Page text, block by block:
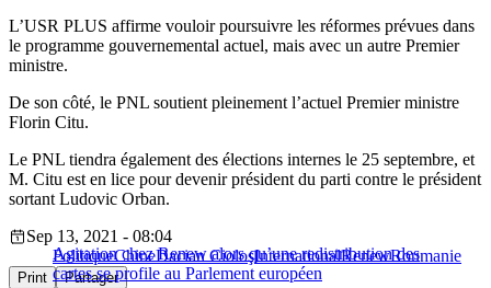
L’USR PLUS affirme vouloir poursuivre les réformes prévues dans
le programme gouvernemental actuel, mais avec un autre Premier
ministre.
De son côté, le PNL soutient pleinement l’actuel Premier ministre
Florin Citu.
Le PNL tiendra également des élections internes le 25 septembre, et
M. Citu est en lice pour devenir président du parti contre le président
sortant Ludovic Orban.
Agitation chez Renew alors qu’une redistribution des
cartes se profile au Parlement européen
Sep 13, 2021 - 08:04
PolitiqueChineDacian CioloşInternationalRenewRoumanie
Print Partager